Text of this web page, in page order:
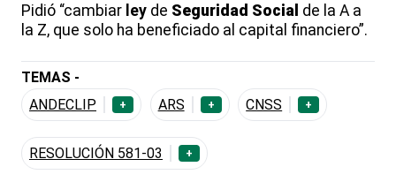
Pidió “cambiar ley de Seguridad Social de la A a
la Z, que solo ha beneficiado al capital financiero”.
TEMAS -
ANDECLIP
+ ARS + CNSS +
RESOLUCIÓN 581-03 +